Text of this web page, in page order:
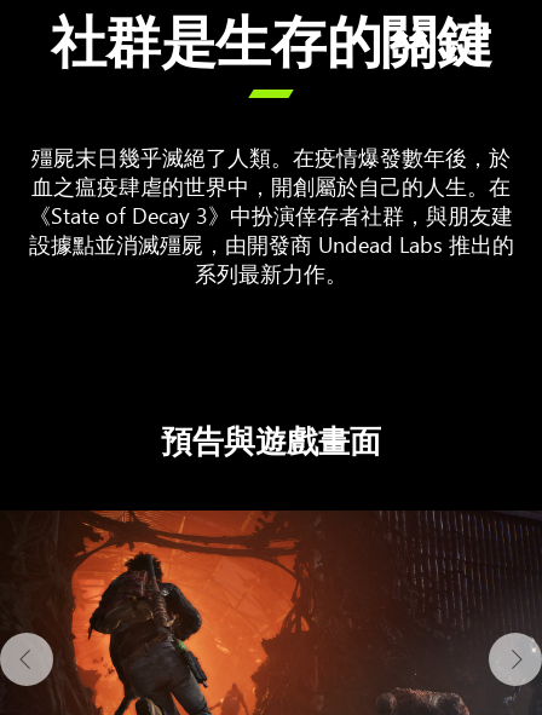
社群是生存的關鍵

殭屍末日幾乎滅絕了人類。在疫情爆發數年後，於
血之瘟疫肆虐的世界中，開創屬於自己的人生。在
《State of Decay 3》中扮演倖存者社群，與朋友建
設據點並消滅殭屍，由開發商 Undead Labs 推出的
系列最新力作。
預告與遊戲畫面